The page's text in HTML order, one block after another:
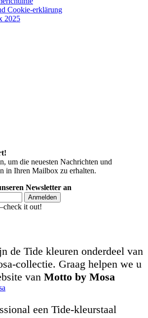
Cookie-erklärung
2025
um die neuesten Nachrichten und
in Ihren Mailbox zu erhalten.
Newsletter an
Anmelden
it out!
de Tide kleuren onderdeel van
collectie. Graag helpen we u
van Motto by Mosa
een Tide-kleurstaal